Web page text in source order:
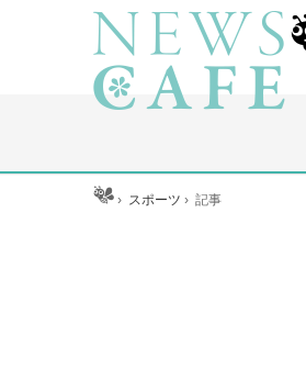
ホーム › スポーツ ›記事